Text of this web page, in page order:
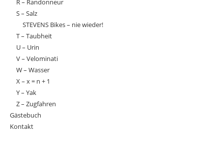
R – Randonneur
S – Salz
STEVENS Bikes – nie wieder!
T – Taubheit
U – Urin
V – Velominati
W – Wasser
X – x = n + 1
Y – Yak
Z – Zugfahren
Gästebuch
Kontakt